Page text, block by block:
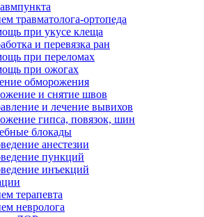
травматолога-ортопеда
при укусе клеща
и перевязка ран
при переломах
при ожогах
обморожения
и снятие швов
и лечение вывихов
гипса, повязок, шин
блокады
анестезии
пункций
инъекций
терапевта
невролога